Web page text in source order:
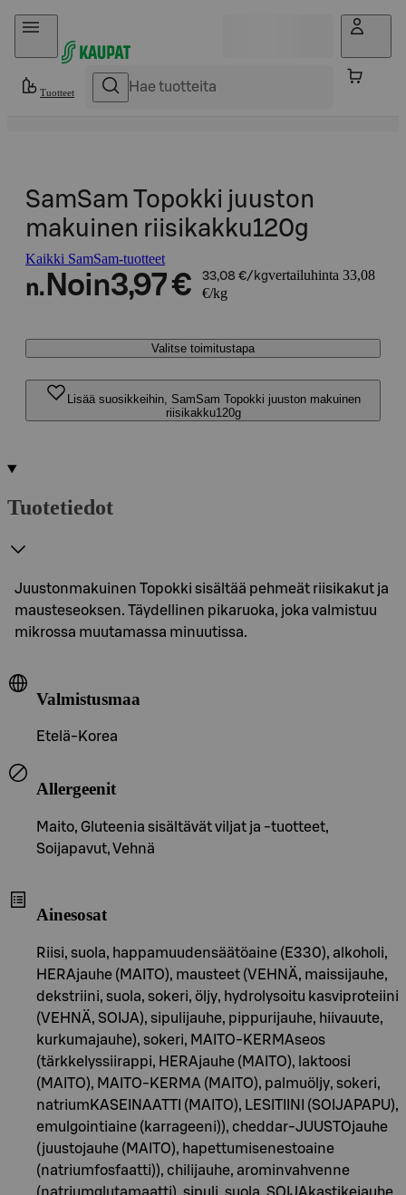
Hyppää sisältöön
Tuotteet
SamSam Topokki juuston
makuinen riisikakku120g
Kaikki SamSam-tuotteet
n. Noin3,97 € 33,08 €/kgvertailuhinta 33,08
€/kg
Valitse toimitustapa
Lisää suosikkeihin, SamSam Topokki juuston makuinen
riisikakku120g
Tuotetiedot
Juustonmakuinen Topokki sisältää pehmeät riisikakut ja
mausteseoksen. Täydellinen pikaruoka, joka valmistuu
mikrossa muutamassa minuutissa.
Valmistusmaa
Etelä-Korea
Allergeenit
Maito, Gluteenia sisältävät viljat ja -tuotteet,
Soijapavut, Vehnä
Ainesosat
Riisi, suola, happamuudensäätöaine (E330), alkoholi,
HERAjauhe (MAITO), mausteet (VEHNÄ, maissijauhe,
dekstriini, suola, sokeri, öljy, hydrolysoitu kasviproteiini
(VEHNÄ, SOIJA), sipulijauhe, pippurijauhe, hiivauute,
kurkumajauhe), sokeri, MAITO-KERMAseos
(tärkkelyssiirappi, HERAjauhe (MAITO), laktoosi
(MAITO), MAITO-KERMA (MAITO), palmuöljy, sokeri,
natriumKASEINAATTI (MAITO), LESITIINI (SOIJAPAPU),
emulgointiaine (karrageeni)), cheddar-JUUSTOjauhe
(juustojauhe (MAITO), hapettumisenestoaine
(natriumfosfaatti)), chilijauhe, arominvahvenne